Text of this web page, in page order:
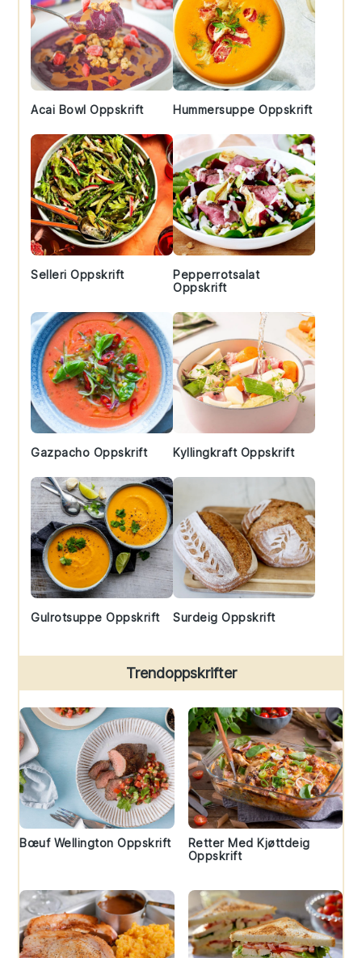
Acai Bowl Oppskrift Hummersuppe Oppskrift
Selleri Oppskrift
Pepperrotsalat
Oppskrift
Gazpacho Oppskrift Kyllingkraft Oppskrift
Gulrotsuppe Oppskrift Surdeig Oppskrift
Trendoppskrifter
Bœuf Wellington Oppskrift
Retter Med Kjøttdeig
Oppskrift